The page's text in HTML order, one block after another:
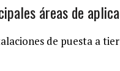
áreas de
de puesta a